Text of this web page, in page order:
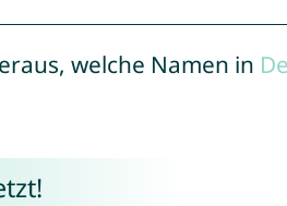
welche Namen in